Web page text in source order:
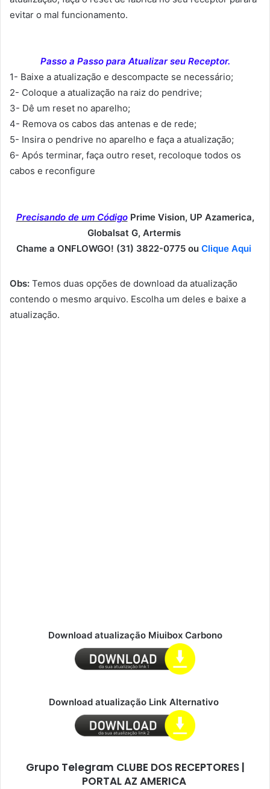
evitar o mal funcionamento.
Passo a Passo para Atualizar seu Receptor.
1- Baixe a atualização e descompacte se necessário;
2- Coloque a atualização na raiz do pendrive;
3- Dê um reset no aparelho;
4- Remova os cabos das antenas e de rede;
5- Insira o pendrive no aparelho e faça a atualização;
6- Após terminar, faça outro reset, recoloque todos os
cabos e reconfigure
Precisando de um Código Prime Vision, UP Azamerica,
Globalsat G, Artermis
Chame a ONFLOWGO! (31) 3822-0775 ou Clique Aqui
Obs: Temos duas opções de download da atualização
contendo o mesmo arquivo. Escolha um deles e baixe a
atualização.
Download atualização Miuibox Carbono
Download atualização Link Alternativo
Grupo Telegram CLUBE DOS RECEPTORES |
PORTAL AZ AMERICA